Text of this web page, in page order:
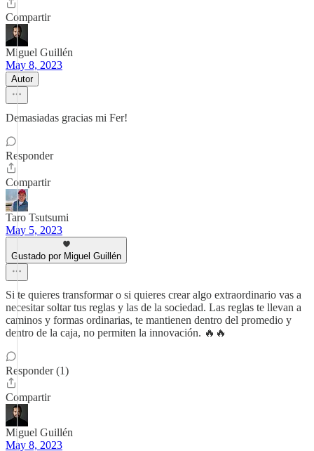
Compartir
Miguel Guillén
May 8, 2023
Autor
Demasiadas gracias mi Fer!
Responder
Compartir
Taro Tsutsumi
May 5, 2023
Gustado por Miguel Guillén
Si te quieres transformar o si quieres crear algo extraordinario vas a
necesitar soltar tus reglas y las de la sociedad. Las reglas te llevan a
caminos y formas ordinarias, te mantienen dentro del promedio y
dentro de la caja, no permiten la innovación. 🔥🔥
Responder (1)
Compartir
Miguel Guillén
May 8, 2023